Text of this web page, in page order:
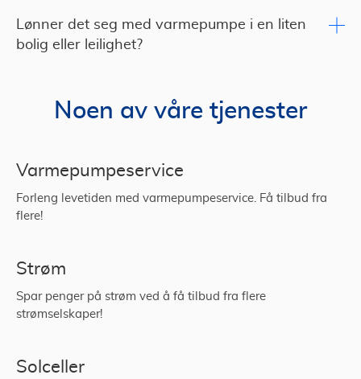
Lønner det seg med varmepumpe i en liten
bolig eller leilighet?
Noen av våre tjenester
Varmepumpeservice
Forleng levetiden med varmepumpeservice. Få tilbud fra
flere!
Strøm
Spar penger på strøm ved å få tilbud fra flere
strømselskaper!
Solceller